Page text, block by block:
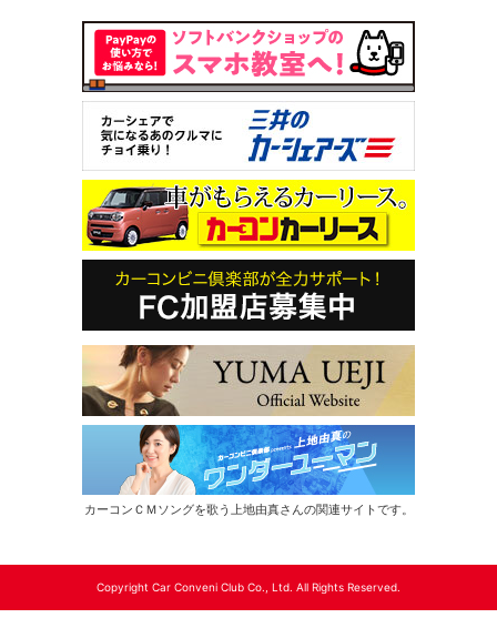
カーコンＣＭソングを歌う上地由真さんの関連サイトです。
Copyright Car Conveni Club Co., Ltd. All Rights Reserved.